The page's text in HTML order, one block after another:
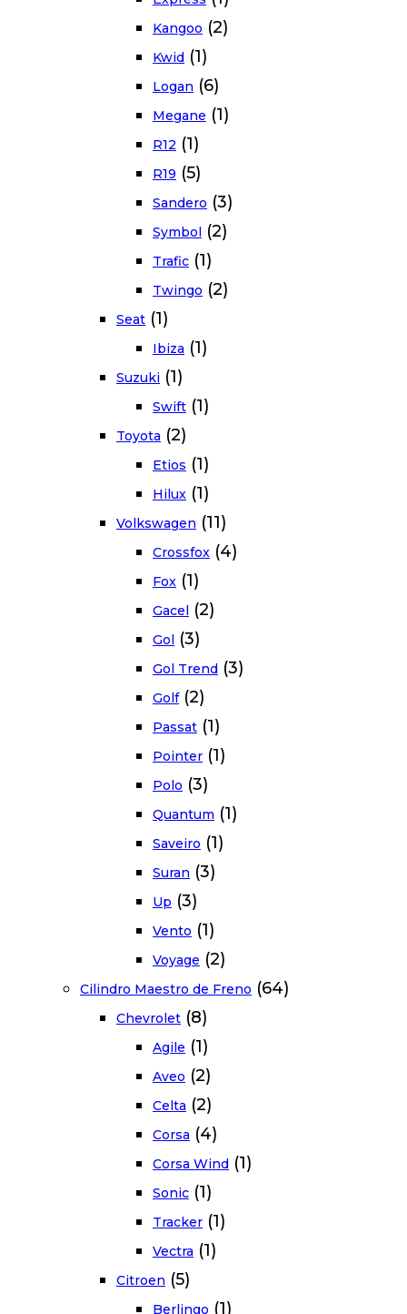
Kangoo (2)
Kwid (1)
Logan (6)
Megane (1)
R12 (1)
R19 (5)
Sandero (3)
Symbol (2)
Trafic (1)
Twingo (2)
Seat (1)
Ibiza (1)
Suzuki (1)
Swift (1)
Toyota (2)
Etios (1)
Hilux (1)
Volkswagen (11)
Crossfox (4)
Fox (1)
Gacel (2)
Gol (3)
Gol Trend (3)
Golf (2)
Passat (1)
Pointer (1)
Polo (3)
Quantum (1)
Saveiro (1)
Suran (3)
Up (3)
Vento (1)
Voyage (2)
Cilindro Maestro de Freno (64)
Chevrolet (8)
Agile (1)
Aveo (2)
Celta (2)
Corsa (4)
Corsa Wind (1)
Sonic (1)
Tracker (1)
Vectra (1)
Citroen (5)
Berlingo (1)